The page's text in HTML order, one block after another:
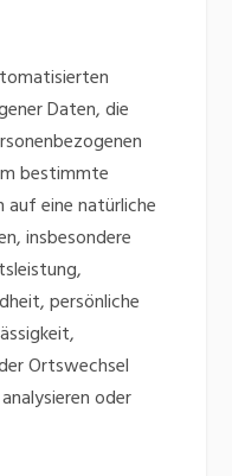
Daten, die
bestimmte
auf eine natürliche
insbesondere
persönliche
Ortswechsel
oder